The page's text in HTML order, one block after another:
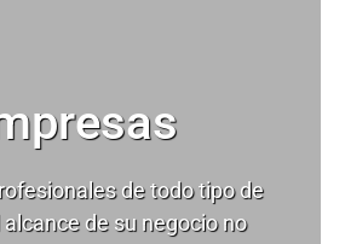
de todo tipo de
de su negocio no